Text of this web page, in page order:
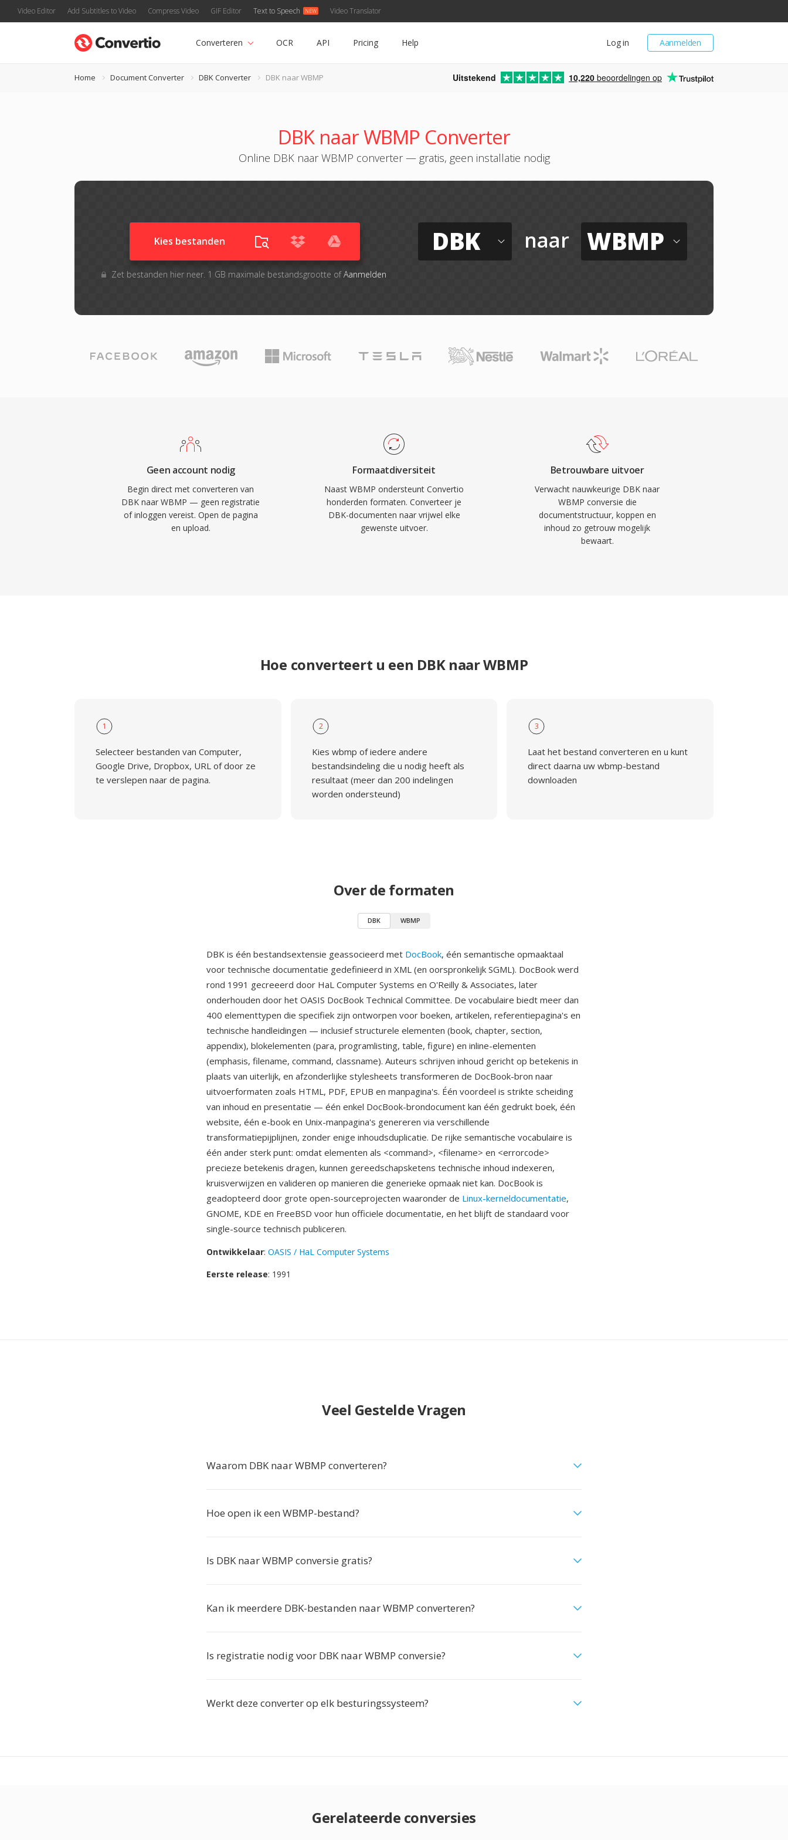
Video Editor Add Subtitles to Video Compress Video GIF Editor Text to Speech Video Translator
Aanmelden
Log in
Converteren OCR API Pricing Help
Home Document Converter DBK Converter DBK naar WBMP Uitstekend 10,220 beoordelingen op
DBK naar WBMP Converter
Online DBK naar WBMP converter — gratis, geen installatie nodig
Kies bestanden
Zet bestanden hier neer. 1 GB maximale bestandsgrootte ofAanmelden
DBK naar WBMP
Geen account nodig
Begin direct met converteren van
DBK naar WBMP — geen registratie
of inloggen vereist. Open de pagina
en upload.
Formaatdiversiteit
Naast WBMP ondersteunt Convertio
honderden formaten. Converteer je
DBK-documenten naar vrijwel elke
gewenste uitvoer.
Betrouwbare uitvoer
Verwacht nauwkeurige DBK naar
WBMP conversie die
documentstructuur, koppen en
inhoud zo getrouw mogelijk
bewaart.
Hoe converteert u een DBK naar WBMP
1
Selecteer bestanden van Computer,
Google Drive, Dropbox, URL of door ze
te verslepen naar de pagina.
2
Kies wbmp of iedere andere
bestandsindeling die u nodig heeft als
resultaat (meer dan 200 indelingen
worden ondersteund)
3
Laat het bestand converteren en u kunt
direct daarna uw wbmp-bestand
downloaden
Over de formaten
DBK WBMP
DBK is één bestandsextensie geassocieerd met DocBook, één semantische opmaaktaal
voor technische documentatie gedefinieerd in XML (en oorspronkelijk SGML). DocBook werd
rond 1991 gecreeerd door HaL Computer Systems en O'Reilly & Associates, later
onderhouden door het OASIS DocBook Technical Committee. De vocabulaire biedt meer dan
400 elementtypen die specifiek zijn ontworpen voor boeken, artikelen, referentiepagina's en
technische handleidingen — inclusief structurele elementen (book, chapter, section,
appendix), blokelementen (para, programlisting, table, figure) en inline-elementen
(emphasis, filename, command, classname). Auteurs schrijven inhoud gericht op betekenis in
plaats van uiterlijk, en afzonderlijke stylesheets transformeren de DocBook-bron naar
uitvoerformaten zoals HTML, PDF, EPUB en manpagina's. Één voordeel is strikte scheiding
van inhoud en presentatie — één enkel DocBook-brondocument kan één gedrukt boek, één
website, één e-book en Unix-manpagina's genereren via verschillende
transformatiepijplijnen, zonder enige inhoudsduplicatie. De rijke semantische vocabulaire is
één ander sterk punt: omdat elementen als <command>, <filename> en <errorcode>
precieze betekenis dragen, kunnen gereedschapsketens technische inhoud indexeren,
kruisverwijzen en valideren op manieren die generieke opmaak niet kan. DocBook is
geadopteerd door grote open-sourceprojecten waaronder de Linux-kerneldocumentatie,
GNOME, KDE en FreeBSD voor hun officiele documentatie, en het blijft de standaard voor
single-source technisch publiceren.
Ontwikkelaar: OASIS / HaL Computer Systems
Eerste release: 1991
Veel Gestelde Vragen
Waarom DBK naar WBMP converteren?
Hoe open ik een WBMP-bestand?
Is DBK naar WBMP conversie gratis?
Kan ik meerdere DBK-bestanden naar WBMP converteren?
Is registratie nodig voor DBK naar WBMP conversie?
Werkt deze converter op elk besturingssysteem?
Gerelateerde conversies